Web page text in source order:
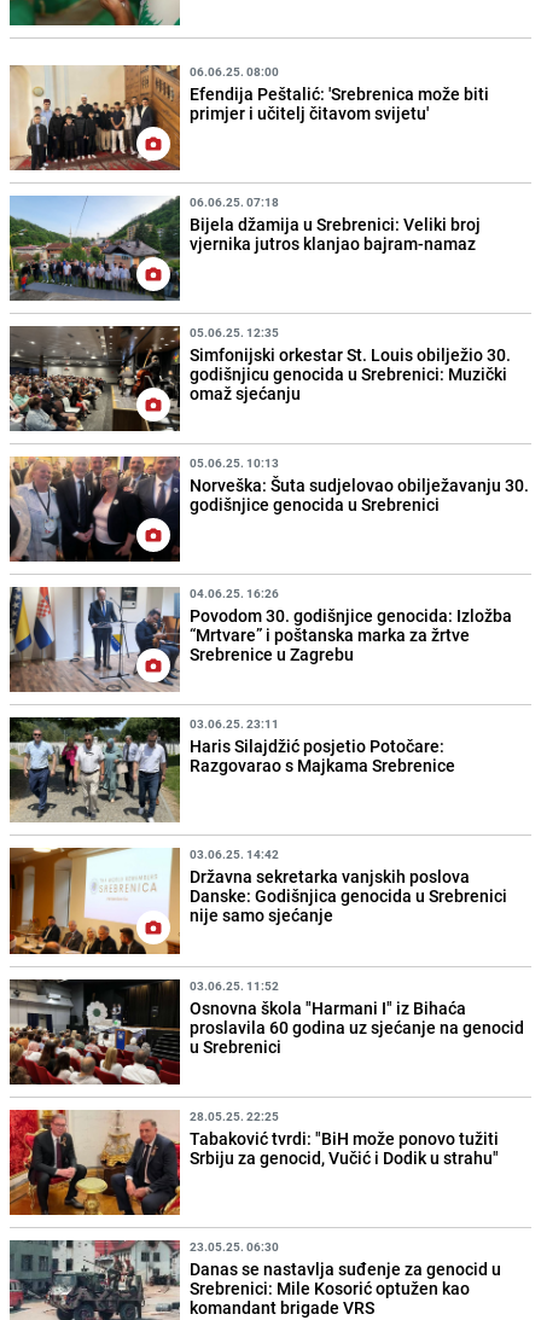
06.06.25. 08:00
Efendija Peštalić: 'Srebrenica može biti
primjer i učitelj čitavom svijetu'
06.06.25. 07:18
Bijela džamija u Srebrenici: Veliki broj
vjernika jutros klanjao bajram-namaz
05.06.25. 12:35
Simfonijski orkestar St. Louis obilježio 30.
godišnjicu genocida u Srebrenici: Muzički
omaž sjećanju
05.06.25. 10:13
Norveška: Šuta sudjelovao obilježavanju 30.
godišnjice genocida u Srebrenici
04.06.25. 16:26
Povodom 30. godišnjice genocida: Izložba
“Mrtvare” i poštanska marka za žrtve
Srebrenice u Zagrebu
03.06.25. 23:11
Haris Silajdžić posjetio Potočare:
Razgovarao s Majkama Srebrenice
03.06.25. 14:42
Državna sekretarka vanjskih poslova
Danske: Godišnjica genocida u Srebrenici
nije samo sjećanje
03.06.25. 11:52
Osnovna škola "Harmani I" iz Bihaća
proslavila 60 godina uz sjećanje na genocid
u Srebrenici
28.05.25. 22:25
Tabaković tvrdi: "BiH može ponovo tužiti
Srbiju za genocid, Vučić i Dodik u strahu"
23.05.25. 06:30
Danas se nastavlja suđenje za genocid u
Srebrenici: Mile Kosorić optužen kao
komandant brigade VRS